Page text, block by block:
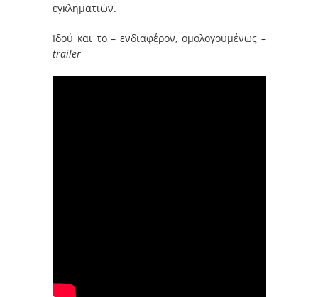
εγκληματιών.
Ιδού και το – ενδιαφέρον, ομολογουμένως –
trailer